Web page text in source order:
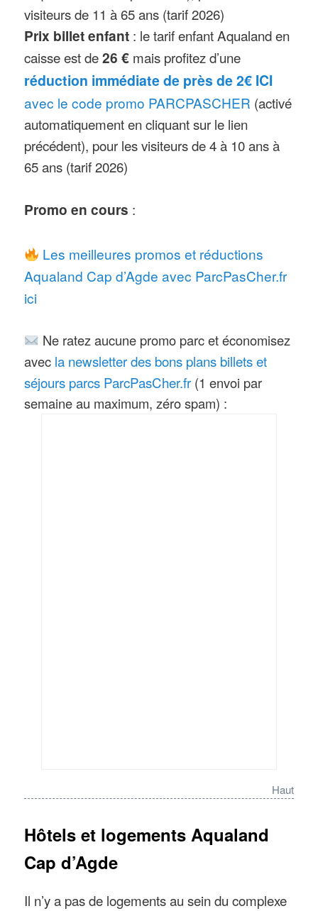
« Colorado ». Pour aller glisser sur
« The Wave » ou dans le « Black
Hole » un enfant doit mesurer plus
de 1m10. Pour accéder aux « Surf
Racer », « Rapids », au
« Boomerang » et au « Tornado » les
visiteurs doivent mesurer plus de
1m20. Il n’y a pas de taille minimum
« Congo River », ainsi que les
l »Anaconda ».
visiteurs de 11 à 65 ans (tarif 2026)
Prix billet enfant : le tarif enfant Aqualand en
caisse est de26 € mais profitez d’une
réduction immédiate de près de 2€ ICI
avec le code promo PARCPASCHER (activé
automatiquement en cliquant sur le lien
précédent), pour les visiteurs de 4 à 10 ans à
65 ans (tarif 2026)
Promo en cours :
Les meilleures promos et réductions
Aqualand Cap d’Agde avec ParcPasCher.fr
ici
Ne ratez aucune promo parc et économisez
avec la newsletter des bons plans billets et
séjours parcs ParcPasCher.fr (1 envoi par
semaine au maximum, zéro spam) :
Haut
Hôtels et logements Aqualand
Cap d’Agde
Il n’y a pas de logements au sein du complexe